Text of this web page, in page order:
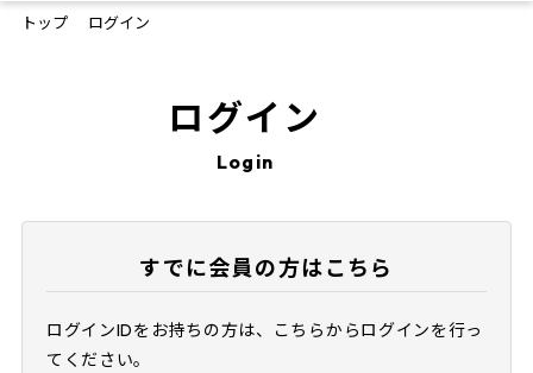
トップ ログイン
ログイン
Login
すでに会員の方はこちら
ログインIDをお持ちの方は、こちらからログインを行っ
てください。